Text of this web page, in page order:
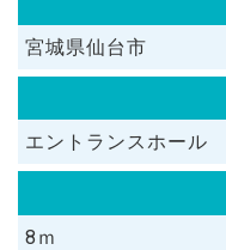
宮城県仙台市
エントランスホール
8ｍ